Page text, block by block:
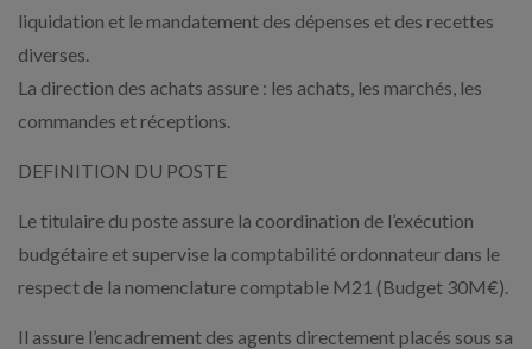
liquidation et le mandatement des dépenses et des recettes
diverses.
La direction des achats assure : les achats, les marchés, les
commandes et réceptions.
DEFINITION DU POSTE
Le titulaire du poste assure la coordination de l’exécution
budgétaire et supervise la comptabilité ordonnateur dans le
respect de la nomenclature comptable M21 (Budget 30M€).
Il assure l’encadrement des agents directement placés sous sa